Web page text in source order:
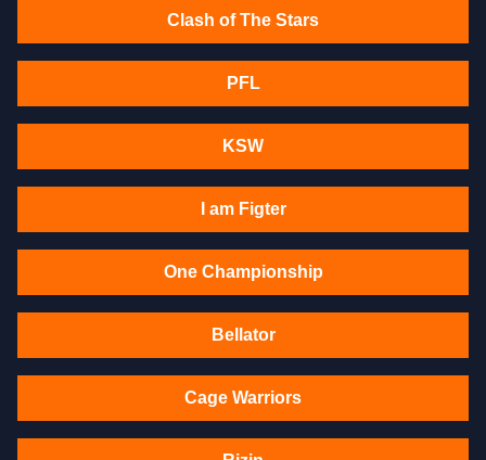
Clash of The Stars
PFL
KSW
I am Figter
One Championship
Bellator
Cage Warriors